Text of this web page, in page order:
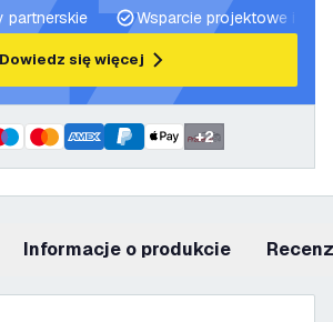
partnerskie
Wsparcie projektowe i
Dowiedz się więcej
+2
informacje o produkcie